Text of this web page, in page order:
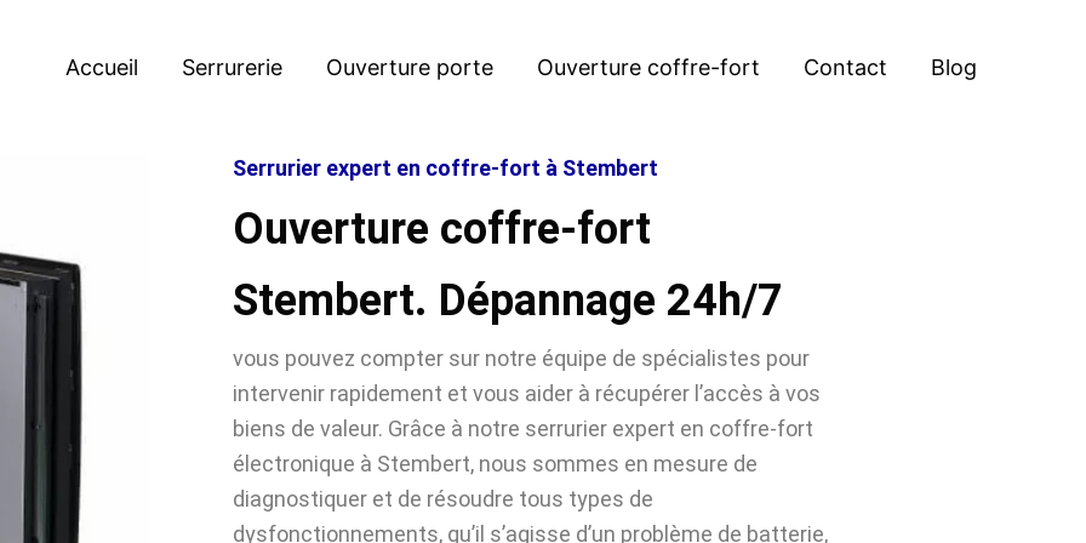
Accueil Serrurerie Ouverture porte Ouverture coffre-fort Contact Blog
Serrurier expert en coffre-fort à Stembert
Ouverture coffre-fort
Stembert. Dépannage 24h/7
vous pouvez compter sur notre équipe de spécialistes pour
intervenir rapidement et vous aider à récupérer l’accès à vos
biens de valeur. Grâce à notre serrurier expert en coffre-fort
électronique à Stembert, nous sommes en mesure de
diagnostiquer et de résoudre tous types de
dysfonctionnements, qu’il s’agisse d’un problème de batterie,